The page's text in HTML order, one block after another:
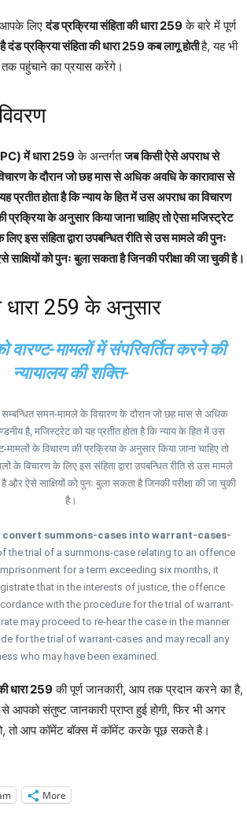
आपके लिएदंड प्रक्रिया संहिता की धारा 259के बारे में पूर्ण
दंड प्रक्रिया संहिता की धारा 259 कब लागू होतीहै, यह भी
पहुंचाने का प्रयास करेंगे।
में धारा 259के अन्तर्गतजब किसी ऐसे अपराध से
के दौरान जो छह मास से अधिक अवधि के कारावास से
प्रतीत होता है कि न्याय के हित में उस अपराध का विचारण
प्रक्रिया के अनुसार किया जाना चाहिए तो ऐसा मजिस्ट्रेट
इस संहिता द्वारा उपबन्धित रीति से उस मामले की पुनः
को पुनः बुला सकता है जिनकी परीक्षा की जा चुकी है।
धारा 259 के अनुसार
वारण्ट-मामलों में संपरिवर्तित करने की
न्यायालय की शक्ति-
समन-मामले के विचारण के दौरान जो छह मास से अधिक
है, मजिस्ट्रेट को यह प्रतीत होता है कि न्याय के हित में उस
मामलों के विचारण की प्रक्रिया के अनुसार किया जाना चाहिए तो
के विचारण के लिए इस संहिता द्वारा उपबन्धित रीति से उस मामले
ऐसे साक्षियों को पुनः बुला सकता है जिनकी परीक्षा की जा चुकी
है।
convert summons-cases into warrant-cases-
the trial of a summons-case relating to an offence
for a term exceeding six months, it
that in the interests of justice, the offence
with the procedure for the trial of warrant-
may proceed to re-hear the case in the manner
for the trial of warrant-cases and may recall any
who may have been examined.
धारा 259की पूर्ण जानकारी, आप तक प्रदान करने का है,
आपको संतुष्ट जानकारी प्राप्त हुई होगी, फिर भी अगर
तो आप कॉमेंट बॉक्स में कॉमेंट करके पूछ सकते है।
More